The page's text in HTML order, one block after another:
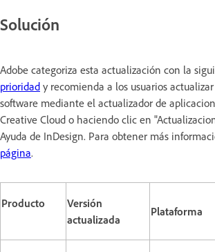
Solución
Adobe categoriza esta actualización con la
prioridad y recomienda a los usuarios
software mediante el actualizador de
Creative Cloud o haciendo clic en
Ayuda de InDesign. Para obtener más
página.
Producto
Versión
actualizada
Plataforma